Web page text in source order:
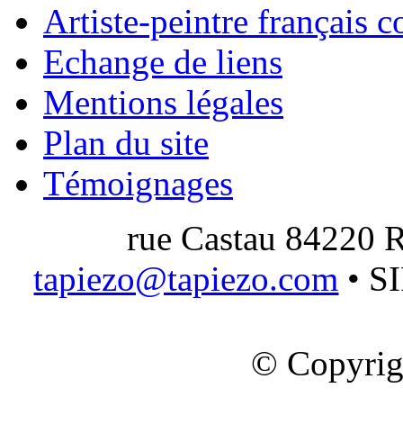
Artiste-peintre français
Echange de liens
Mentions légales
Plan du site
Témoignages
rue Castau 84220
tapiezo@tapiezo.com •
©